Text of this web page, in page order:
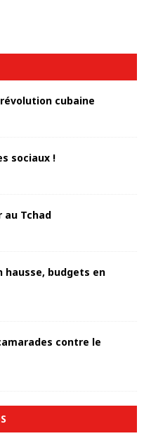
cubaine
sociaux !
au Tchad
hausse, budgets en
contre le